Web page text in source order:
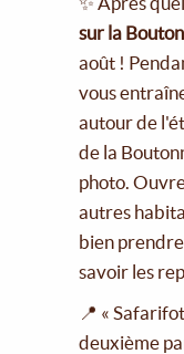
sur la
août !
vous
autour de
de la
photo.
autres
bien
savoir les
📍 «
deuxième